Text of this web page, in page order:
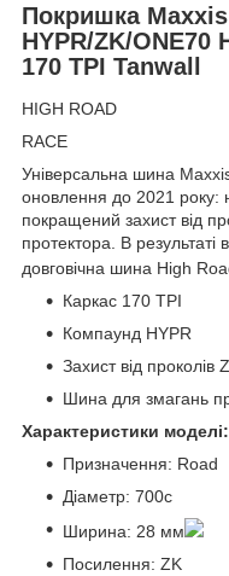
Покришка Maxxis
HYPR/ZK/ONE70
170 TPI Tanwall
HIGH ROAD
RACE
Універсальна шина
оновлення до 2021 року:
покращений захист від
протектора. В результаті
довговічна шина High
Каркас 170 TPI
Компаунд HYPR
Захист від проколів
Шина для змагань
Характеристики моделі:
Призначення: Road
Діаметр: 700c
Ширина: 28 мм
Посилення: ZK